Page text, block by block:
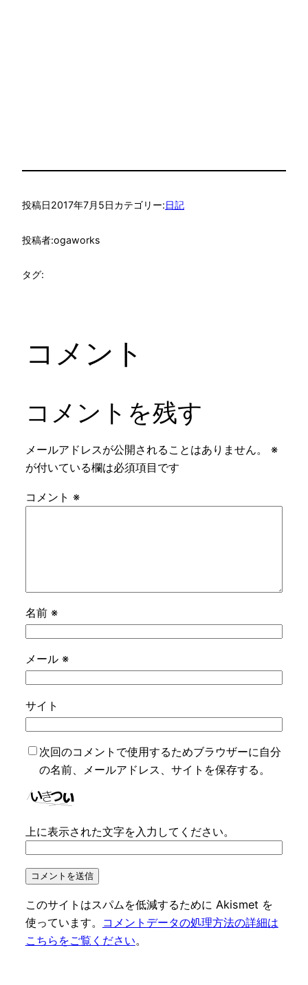
投稿日2017年7月5日カテゴリー:日記
投稿者:ogaworks
タグ:
コメント
コメントを残す
メールアドレスが公開されることはありません。
※
が付いている欄は必須項目です
コメント ※
名前 ※
メール ※
サイト
次回のコメントで使用するためブラウザーに自分
の名前、メールアドレス、サイトを保存する。
上に表示された文字を入力してください。
このサイトはスパムを低減するために Akismet を
使っています。
コメントデータの処理方法の詳細は
こちらをご覧ください。